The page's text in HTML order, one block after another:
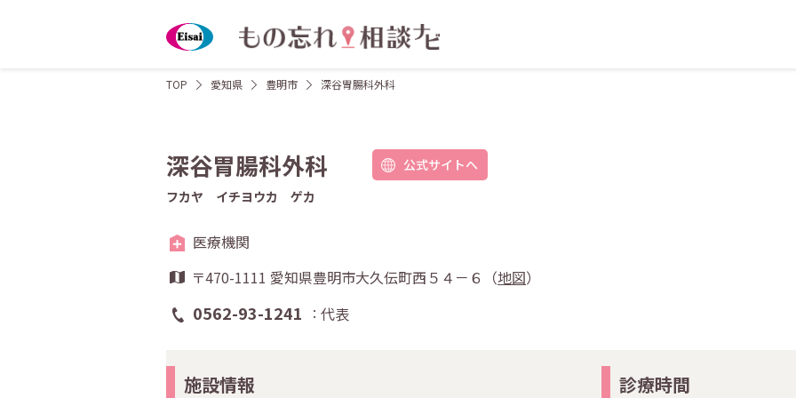
TOP 愛知県 豊明市 深谷胃腸科外科
深谷胃腸科外科
公式サイトへ
フカヤ イチヨウカ ゲカ
医療機関
〒470-1111 愛知県豊明市大久伝町西５４－６（地図）
0562-93-1241 代表
施設情報 診療時間